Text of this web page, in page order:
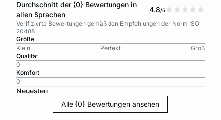
Durchschnitt der {0} Bewertungen in
allen Sprachen
4.8/5
Verifizierte Bewertungen gemäß den Empfehlungen der Norm ISO
20488
Größe
Klein
Perfekt
Groß
Qualität
0
Komfort
0
Neuesten
Alle {0} Bewertungen ansehen